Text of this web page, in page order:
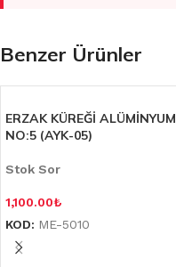
Benzer Ürünler
ERZAK KÜREĞİ ALÜMİNYUM
NO:5 (AYK-05)
Stok Sor
1,100.00₺
KOD: ME-5010